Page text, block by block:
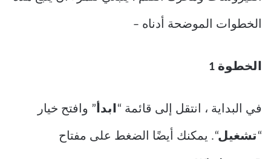
الخطوات الموضحة أدناه –
الخطوة 1
في البداية ، انتقل إلى قائمة “ابدأ” وافتح خيار
“ تشغيل“. يمكنك أيضًا الضغط على مفتاح